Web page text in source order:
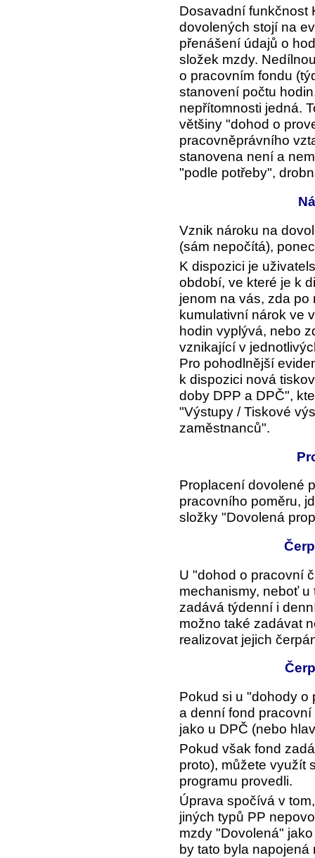
Dosavadní funkčnost
dovolených stojí na
přenášení údajů o
složek mzdy.
o pracovním fondu
stanovení počtu
nepřítomnosti jedná.
většiny "dohod o
pracovněprávního
stanovena není a
"podle potřeby",
Vznik nároku na
(sám nepočítá),
K dispozici je
období, ve které je k
jenom na vás, zda
kumulativní nárok ve
hodin vyplývá, nebo
vznikající v
Pro pohodlnější
k dispozici nová
doby DPP a DPČ",
"Výstupy /Tiskové
zaměstnanců".
Proplacení dovolené
pracovního poměru,
složky "Dovolená
U "dohod o pracovní
mechanismy, neboť
zadává týdenní i
možno také zadávat
realizovat jejich
Pokud si u "dohody o
a denní fond
jako u DPČ (nebo
Pokud však fond
proto), můžete využít
programu provedli.
Úprava spočívá v
jiných typů PP
mzdy "Dovolená"
by tato byla